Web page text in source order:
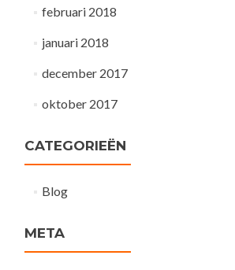
februari 2018
januari 2018
december 2017
oktober 2017
CATEGORIEËN
Blog
META